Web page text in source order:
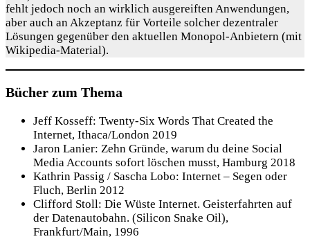
fehlt jedoch noch an wirklich ausgereiften Anwendungen,
aber auch an Akzeptanz für Vorteile solcher dezentraler
Lösungen gegenüber den aktuellen Monopol-Anbietern (mit
Wikipedia-Material).
Bücher zum Thema
Jeff Kosseff: Twenty-Six Words That Created the
Internet, Ithaca/London 2019
Jaron Lanier: Zehn Gründe, warum du deine Social
Media Accounts sofort löschen musst, Hamburg 2018
Kathrin Passig / Sascha Lobo: Internet – Segen oder
Fluch, Berlin 2012
Clifford Stoll: Die Wüste Internet. Geisterfahrten auf
der Datenautobahn. (Silicon Snake Oil),
Frankfurt/Main, 1996